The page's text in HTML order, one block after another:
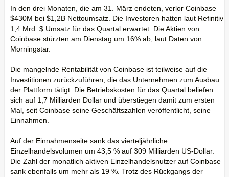
In den drei Monaten, die am 31. März endeten, verlor Coinbase
$430M bei $1,2B Nettoumsatz. Die Investoren hatten laut Refinitiv
1,4 Mrd. $ Umsatz für das Quartal erwartet. Die Aktien von
Coinbase stürzten am Dienstag um 16% ab, laut Daten von
Morningstar.
Die mangelnde Rentabilität von Coinbase ist teilweise auf die
Investitionen zurückzuführen, die das Unternehmen zum Ausbau
der Plattform tätigt. Die Betriebskosten für das Quartal beliefen
sich auf 1,7 Milliarden Dollar und überstiegen damit zum ersten
Mal, seit Coinbase seine Geschäftszahlen veröffentlicht, seine
Einnahmen.
Auf der Einnahmenseite sank das vierteljährliche
Einzelhandelsvolumen um 43,5 % auf 309 Milliarden US-Dollar.
Die Zahl der monatlich aktiven Einzelhandelsnutzer auf Coinbase
sank ebenfalls um mehr als 19 %. Trotz des Rückgangs der